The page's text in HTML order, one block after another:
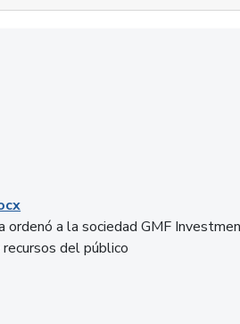
ordenó a la sociedad GMF
del público